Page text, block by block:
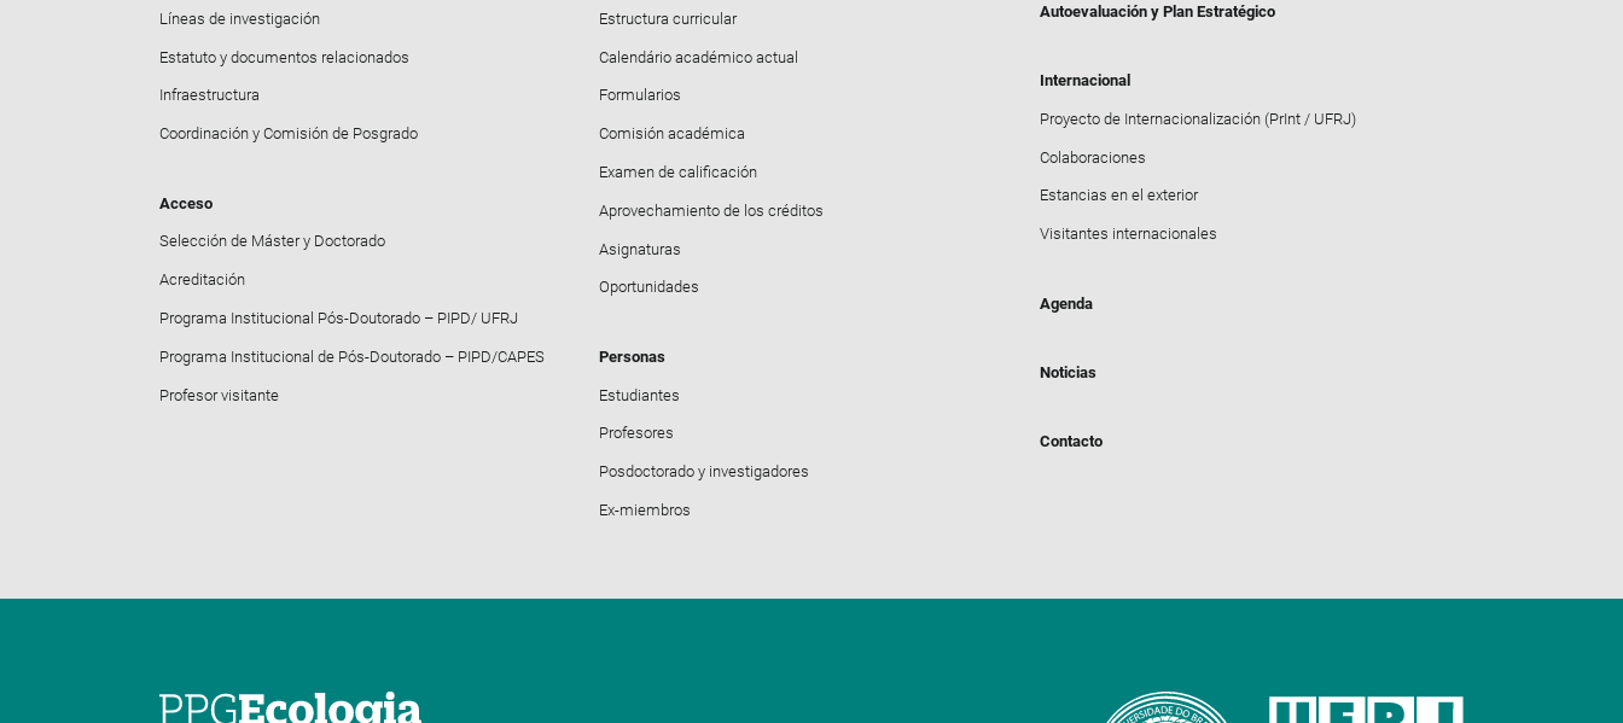
Líneas de investigación
Estatuto y documentos relacionados
Infraestructura
Coordinación y Comisión de Posgrado
Acceso
Selección de Máster y Doctorado
Acreditación
Programa Institucional Pós-Doutorado – PIPD/ UFRJ
Programa Institucional de Pós-Doutorado – PIPD/CAPES
Profesor visitante
Estructura curricular
Calendário académico actual
Formularios
Comisión académica
Examen de calificación
Aprovechamiento de los créditos
Asignaturas
Oportunidades
Personas
Estudiantes
Profesores
Posdoctorado y investigadores
Ex-miembros
Autoevaluación y Plan Estratégico
Internacional
Proyecto de Internacionalización (PrInt / UFRJ)
Colaboraciones
Estancias en el exterior
Visitantes internacionales
Agenda
Noticias
Contacto